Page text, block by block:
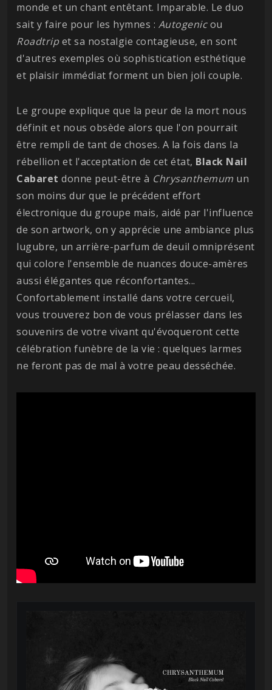
monde et un chant entêtant. Imparable. Le duo
sait y faire pour les hymnes : Autogenicou
Roadtripet sa nostalgie contagieuse, en sont
d'autres exemples où sophistication esthétique
et plaisir immédiat forment un bien joli couple.
Le groupe explique que la peur de la mort nous
définit et nous obsède alors que l'on pourrait
être rempli de tant de choses. A la fois dans la
rébellion et l'acceptation de cet état, Black Nail
Cabaret donne peut-être à Chrysanthemum un
son moins dur que le précédent effort
électronique du groupe mais, aidé par l'influence
de son artwork, on y apprécie une ambiance plus
lugubre, un arrière-parfum de deuil omniprésent
qui colore l'ensemble de nuances douce-amères
aussi élégantes que réconfortantes...
Confortablement installé dans votre cercueil,
vous trouverez bon de vous prélasser dans les
souvenirs de votre vivant qu'évoqueront cette
célébration funèbre de la vie : quelques larmes
ne feront pas de mal à votre peau desséchée.